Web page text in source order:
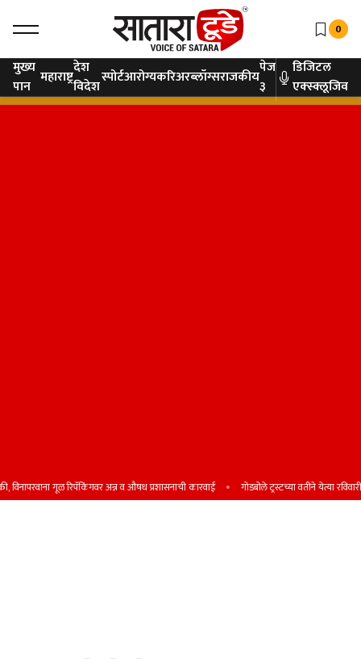
0
मुख्य
पान महाराष्ट्रदेश
विदेशस्पोर्टआरोग्यकरिअरब्लॉग्सराजकीयपेज
३
डिजिटल
एक्स्क्लूजिव
गूळ रिपॅकिंगवर अन्न व औषध प्रशासनाची कारवाई गोडबोले ट्रस्टच्या वतीने येत्या रविवारी